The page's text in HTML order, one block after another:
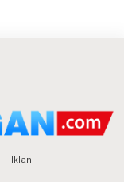
Iklan